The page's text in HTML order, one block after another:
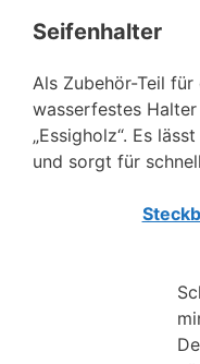
Seifenhalter
Als Zubehör-Teil
wasserfestes
„Essigholz“. Es
und sorgt für